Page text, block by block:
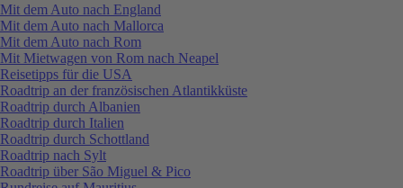
Mit dem Auto nach England
Mit dem Auto nach Mallorca
Mit dem Auto nach Rom
Mit Mietwagen von Rom nach Neapel
Reisetipps für die USA
Roadtrip an der französischen Atlantikküste
Roadtrip durch Albanien
Roadtrip durch Italien
Roadtrip durch Schottland
Roadtrip nach Sylt
Roadtrip über São Miguel & Pico